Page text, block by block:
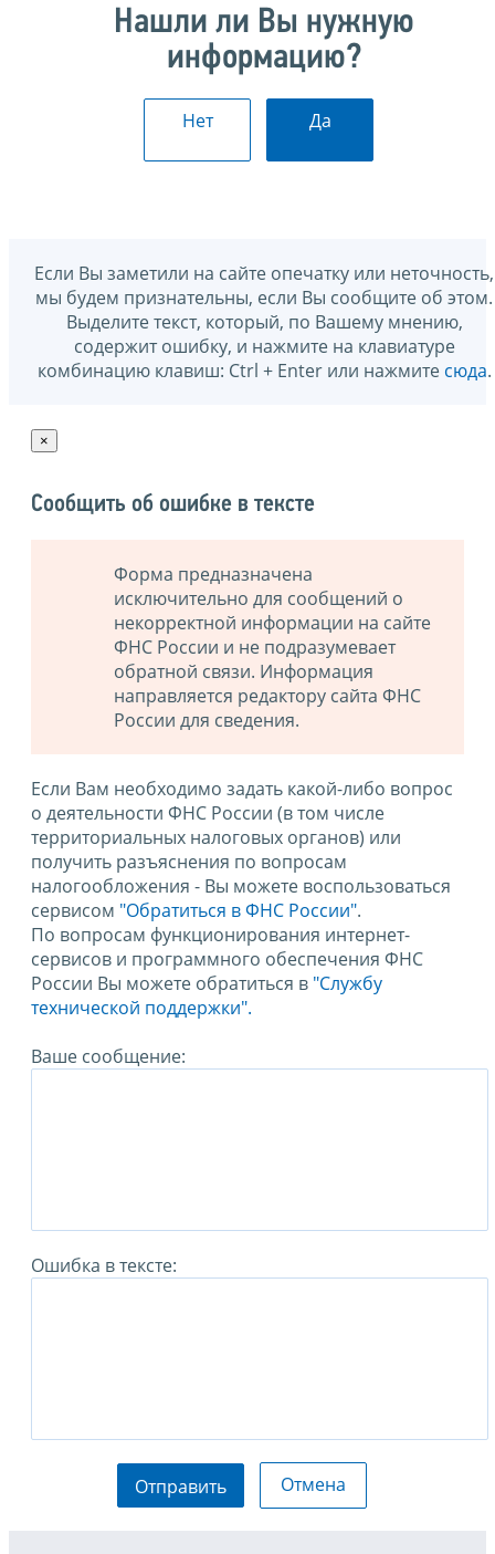
Нашли ли Вы нужную
информацию?
Нет Да
Если Вы заметили на сайте опечатку или неточность,
мы будем признательны, если Вы сообщите об этом.
Выделите текст, который, по Вашему мнению,
содержит ошибку, и нажмите на клавиатуре
комбинацию клавиш: Ctrl + Enter или нажмите сюда.
×
Сообщить об ошибке в тексте
Форма предназначена
исключительно для сообщений о
некорректной информации на сайте
ФНС России и не подразумевает
обратной связи. Информация
направляется редактору сайта ФНС
России для сведения.
Если Вам необходимо задать какой-либо вопрос
о деятельности ФНС России (в том числе
территориальных налоговых органов) или
получить разъяснения по вопросам
налогообложения - Вы можете воспользоваться
сервисом "Обратиться в ФНС России".
По вопросам функционирования интернет-
сервисов и программного обеспечения ФНС
России Вы можете обратиться в "Службу
технической поддержки".
Ваше сообщение:
Ошибка в тексте:
Отправить Отмена